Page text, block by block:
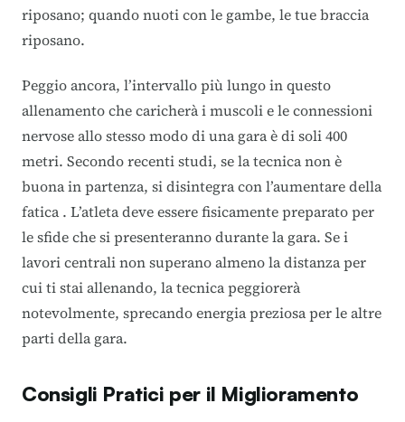
riposano; quando nuoti con le gambe, le tue braccia
riposano.
Peggio ancora, l’intervallo più lungo in questo
allenamento che caricherà i muscoli e le connessioni
nervose allo stesso modo di una gara è di soli 400
metri. Secondo recenti studi, se la tecnica non è
buona in partenza, si disintegra con l’aumentare della
fatica . L’atleta deve essere fisicamente preparato per
le sfide che si presenteranno durante la gara. Se i
lavori centrali non superano almeno la distanza per
cui ti stai allenando, la tecnica peggiorerà
notevolmente, sprecando energia preziosa per le altre
parti della gara.
Consigli Pratici per il Miglioramento